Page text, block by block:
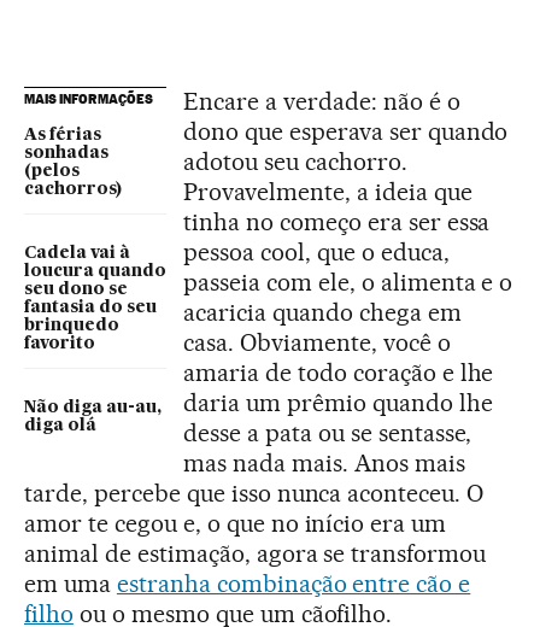
MAIS INFORMAÇÕES
As férias
sonhadas
(pelos
cachorros)
Cadela vai à
loucura quando
seu dono se
fantasia do seu
brinquedo
favorito
Não diga au-au,
diga olá
Encare a verdade: não é o
dono que esperava ser quando
adotou seu cachorro.
Provavelmente, a ideia que
tinha no começo era ser essa
pessoa cool, que o educa,
passeia com ele, o alimenta e o
acaricia quando chega em
casa. Obviamente, você o
amaria de todo coração e lhe
daria um prêmio quando lhe
desse a pata ou se sentasse,
mas nada mais. Anos mais
tarde, percebe que isso nunca aconteceu. O
amor te cegou e, o que no início era um
animal de estimação, agora se transformou
em uma estranha combinação entre cão e
filho ou o mesmo que um cãofilho.